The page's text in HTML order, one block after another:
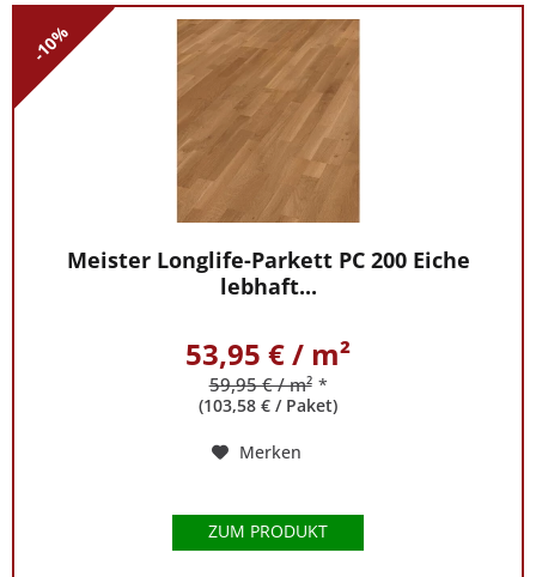
-10%
Meister Longlife-Parkett PC 200 Eiche
lebhaft...
53,95 € / m²
59,95 € / m² *
(103,58 € / Paket)
Merken
ZUM PRODUKT